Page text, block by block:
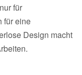
für
für eine
Design macht